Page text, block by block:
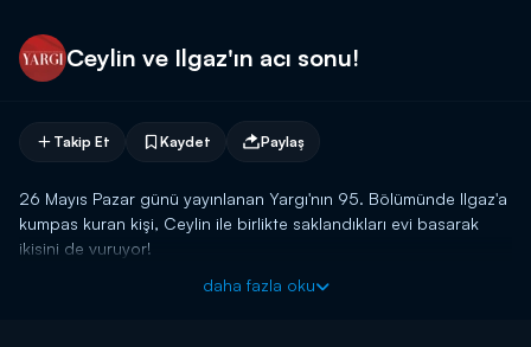
Ceylin ve Ilgaz'ın acı sonu!
Takip Et Kaydet Paylaş
26 Mayıs Pazar günü yayınlanan Yargı'nın 95. Bölümünde Ilgaz'a
kumpas kuran kişi, Ceylin ile birlikte saklandıkları evi basarak
ikisini de vuruyor!
daha fazla oku